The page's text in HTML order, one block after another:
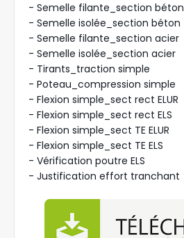
- Semelle filante_section béton
- Semelle isolée_section béton
- Semelle filante_section acier
- Semelle isolée_section acier
- Tirants_traction simple
- Poteau_compression simple
- Flexion simple_sect rect ELUR
- Flexion simple_sect rect ELS
- Flexion simple_sect TE ELUR
- Flexion simple_sect TE ELS
- Vérification poutre ELS
- Justification effort tranchant